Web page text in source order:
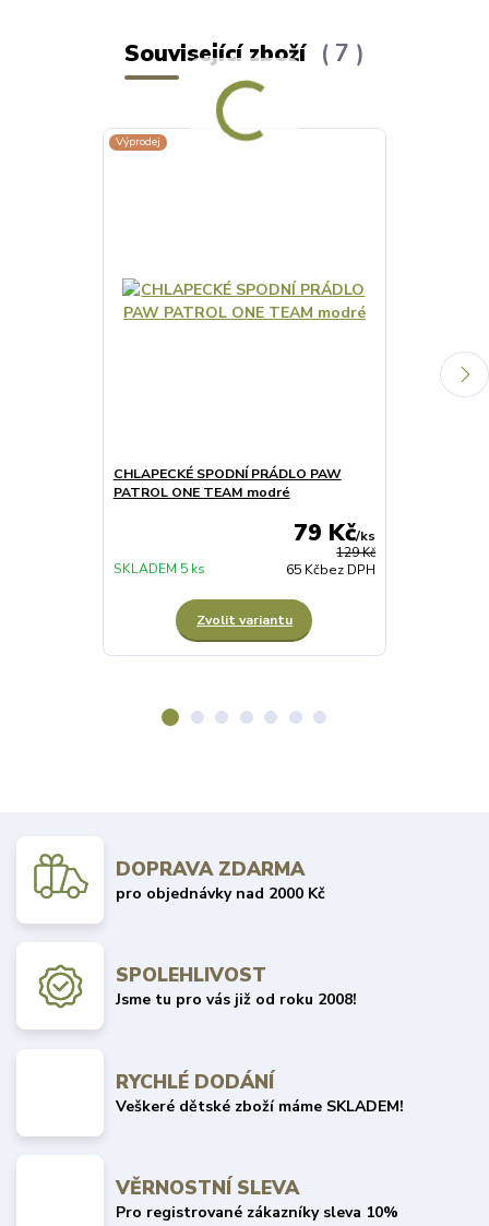
Související zboží 7
Výprodej
CHLAPECKÉ SPODNÍ PRÁDLO PAW
PATROL ONE TEAM modré
129 Kč
79 Kč/ks
65 Kčbez DPH
SKLADEM 5 ks
Zvolit variantu
DOPRAVA ZDARMA
pro objednávky nad 2000 Kč
SPOLEHLIVOST
Jsme tu pro vás již od roku 2008!
RYCHLÉ DODÁNÍ
Veškeré dětské zboží máme SKLADEM!
VĚRNOSTNÍ SLEVA
Pro registrované zákazníky sleva 10%